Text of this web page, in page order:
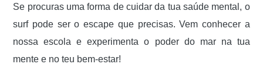
Se procuras uma forma de cuidar da tua saúde mental, o
surf pode ser o escape que precisas. Vem conhecer a
nossa escola e experimenta o poder do mar na tua
mente e no teu bem-estar!